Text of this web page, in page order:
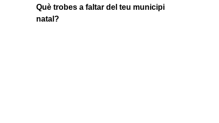
Què trobes a faltar del teu municipi
natal?